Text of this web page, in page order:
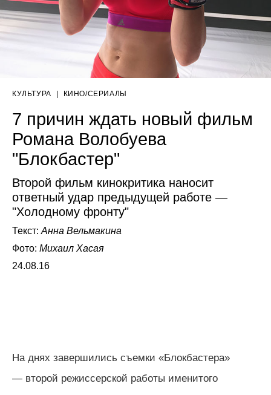
КУЛЬТУРА | КИНО/СЕРИАЛЫ
7 причин ждать новый фильм
Романа Волобуева
"Блокбастер"
Второй фильм кинокритика наносит
ответный удар предыдущей работе —
"Холодному фронту"
Текст: Анна Вельмакина
Фото: Михаил Хасая
24.08.16
На днях завершились съемки «Блокбастера»
— второй режиссерской работы именитого